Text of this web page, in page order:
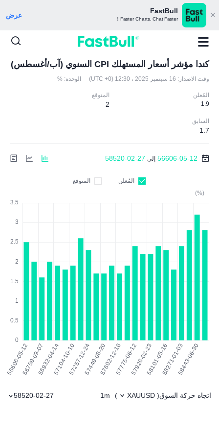
FastBull
Faster Charts, Chat Faster！ عرض
كندا مؤشر أسعار المستهلك CPI السنوي (آب/أغسطس)
وقت الاصدار: 16 سبتمبر 2025 ، 12:30 (UTC +0) الوحدة: %
المُعلن
1.9
المتوقع
2
السابق
1.7
56606-05-12 إلى 58520-02-27
المُعلن
المتوقع
(%)
اتجاه حركة السوق(
XAUUSD
)
1m
58520-02-27